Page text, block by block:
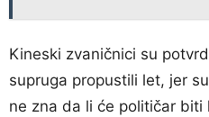
Kineski zvaničnici su
supruga propustili let, jer
ne zna da li će političar biti